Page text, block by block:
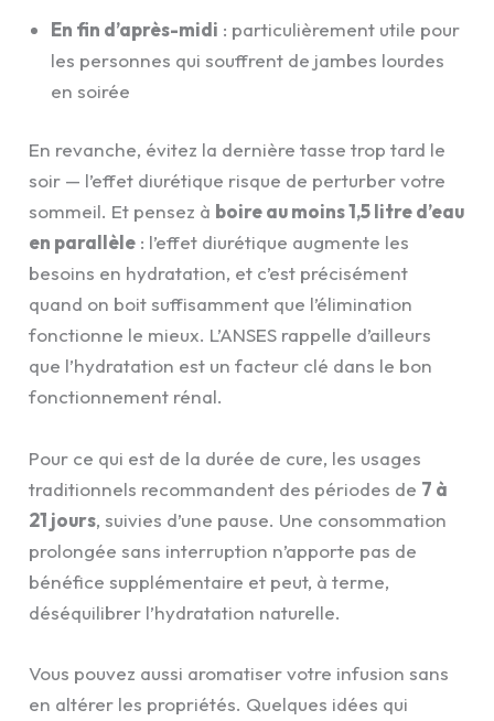
En fin d’après-midi : particulièrement utile pour
les personnes qui souffrent de jambes lourdes
en soirée
En revanche, évitez la dernière tasse trop tard le
soir — l’effet diurétique risque de perturber votre
sommeil. Et pensez à boire au moins 1,5 litre d’eau
en parallèle : l’effet diurétique augmente les
besoins en hydratation, et c’est précisément
quand on boit suffisamment que l’élimination
fonctionne le mieux. L’ANSES rappelle d’ailleurs
que l’hydratation est un facteur clé dans le bon
fonctionnement rénal.
Pour ce qui est de la durée de cure, les usages
traditionnels recommandent des périodes de 7 à
21 jours, suivies d’une pause. Une consommation
prolongée sans interruption n’apporte pas de
bénéfice supplémentaire et peut, à terme,
déséquilibrer l’hydratation naturelle.
Vous pouvez aussi aromatiser votre infusion sans
en altérer les propriétés. Quelques idées qui